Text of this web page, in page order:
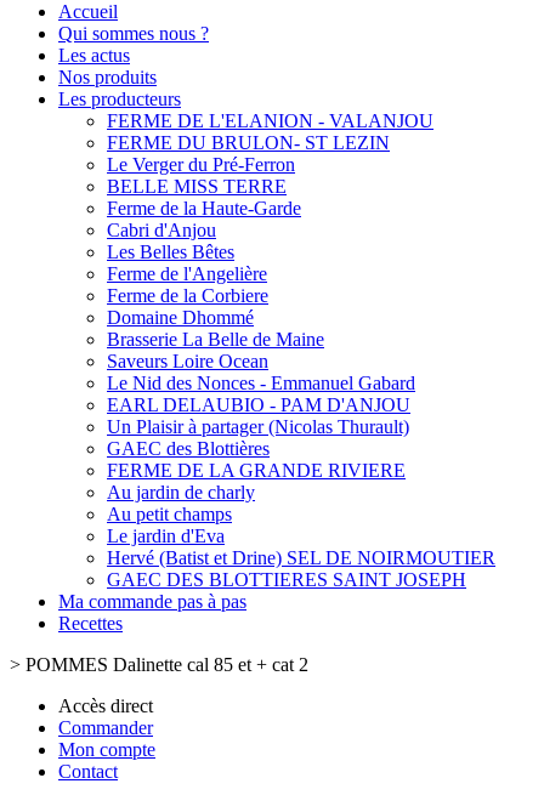
Accueil
Qui sommes nous ?
Les actus
Nos produits
Les producteurs
FERME DE L'ELANION - VALANJOU
FERME DU BRULON- ST LEZIN
Le Verger du Pré-Ferron
BELLE MISS TERRE
Ferme de la Haute-Garde
Cabri d'Anjou
Les Belles Bêtes
Ferme de l'Angelière
Ferme de la Corbiere
Domaine Dhommé
Brasserie La Belle de Maine
Saveurs Loire Ocean
Le Nid des Nonces - Emmanuel Gabard
EARL DELAUBIO - PAM D'ANJOU
Un Plaisir à partager (Nicolas Thurault)
GAEC des Blottières
FERME DE LA GRANDE RIVIERE
Au jardin de charly
Au petit champs
Le jardin d'Eva
Hervé (Batist et Drine) SEL DE NOIRMOUTIER
GAEC DES BLOTTIERES SAINT JOSEPH
Ma commande pas à pas
Recettes
> POMMES Dalinette cal 85 et + cat 2
Accès direct
Commander
Mon compte
Contact